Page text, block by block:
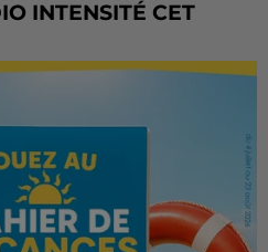
INTENSITÉ CET